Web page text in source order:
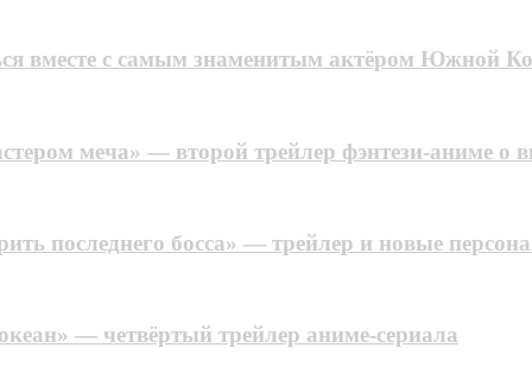
вместе с самым знаменитым актёром Южной
меча» — второй трейлер фэнтези-аниме
последнего босса» — трейлер и новые
— четвёртый трейлер аниме-сериала